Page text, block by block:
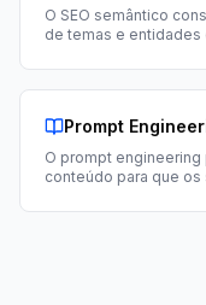
O SEO semântico
de temas e
Prompt
O prompt engineering
conteúdo para que os